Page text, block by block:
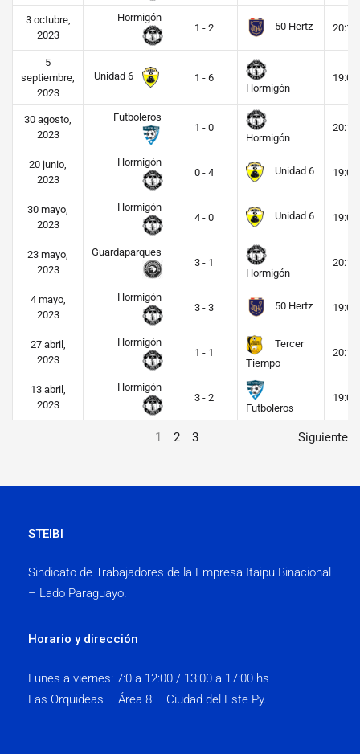
3 octubre,
2023
Hormigón
1 - 2
50 Hertz 20:15
5
septiembre,
2023
Unidad 6
1 - 6
Hormigón
19:00
30 agosto,
2023
Futboleros
1 - 0
Hormigón
20:15
20 junio,
2023
Hormigón
0 - 4
Unidad 6 19:00
30 mayo,
2023
Hormigón
4 - 0
Unidad 6 19:00
23 mayo,
2023
Guardaparques
3 - 1
Hormigón
20:15
4 mayo,
2023
Hormigón
3 - 3
50 Hertz 19:00
27 abril,
2023
Hormigón
1 - 1
Tercer
Tiempo
20:15
13 abril,
2023
Hormigón
3 - 2
Futboleros
19:00
1 2 3 Siguiente
STEIBI
Sindicato de Trabajadores de la Empresa Itaipu Binacional
– Lado Paraguayo.
Horario y dirección
Lunes a viernes: 7:0 a 12:00 / 13:00 a 17:00 hs
Las Orquideas – Área 8 – Ciudad del Este Py.